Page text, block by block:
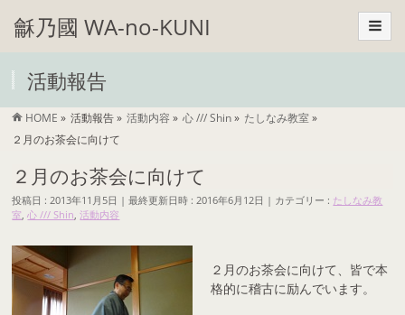
龢乃國 WA-no-KUNI
活動報告
HOME » 活動報告» 活動内容 » 心 /// Shin» たしなみ教室»
２月のお茶会に向けて
２月のお茶会に向けて
投稿日 : 2013年11月5日 最終更新日時 : 2016年6月12日 カテゴリー : たしなみ教
室,心 /// Shin,活動内容
２月のお茶会に向けて、皆で本
格的に稽古に励んでいます。